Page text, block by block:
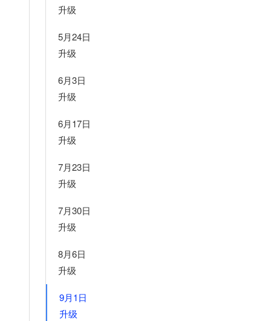
升级
5月24日
升级
6月3日
升级
6月17日
升级
7月23日
升级
7月30日
升级
8月6日
升级
9月1日
升级